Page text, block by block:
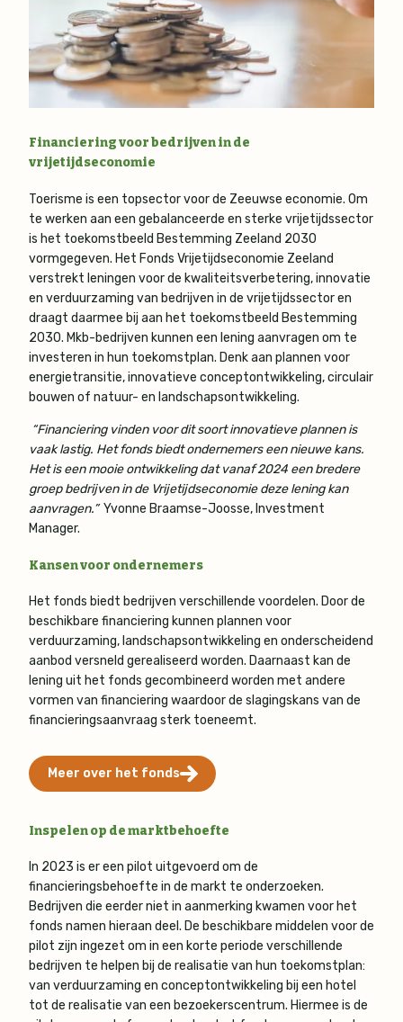
Financiering voor bedrijven in de
vrijetijdseconomie
Toerisme is een topsector voor de Zeeuwse economie. Om
te werken aan een gebalanceerde en sterke vrijetijdssector
is het toekomstbeeld Bestemming Zeeland 2030
vormgegeven. Het Fonds Vrijetijdseconomie Zeeland
verstrekt leningen voor de kwaliteitsverbetering, innovatie
en verduurzaming van bedrijven in de vrijetijdssector en
draagt daarmee bij aan het toekomstbeeld Bestemming
2030. Mkb-bedrijven kunnen een lening aanvragen om te
investeren in hun toekomstplan. Denk aan plannen voor
energietransitie, innovatieve conceptontwikkeling, circulair
bouwen of natuur- en landschapsontwikkeling.
“Financiering vinden voor dit soort innovatieve plannen is
vaak lastig. Het fonds biedt ondernemers een nieuwe kans.
Het is een mooie ontwikkeling dat vanaf 2024 een bredere
groep bedrijven in de Vrijetijdseconomie deze lening kan
aanvragen.”Yvonne Braamse-Joosse, Investment
Manager.
Kansen voor ondernemers
Het fonds biedt bedrijven verschillende voordelen. Door de
beschikbare financiering kunnen plannen voor
verduurzaming, landschapsontwikkeling en onderscheidend
aanbod versneld gerealiseerd worden. Daarnaast kan de
lening uit het fonds gecombineerd worden met andere
vormen van financiering waardoor de slagingskans van de
financieringsaanvraag sterk toeneemt.
Meer over het fonds
Inspelen op de marktbehoefte
In 2023 is er een pilot uitgevoerd om de
financieringsbehoefte in de markt te onderzoeken.
Bedrijven die eerder niet in aanmerking kwamen voor het
fonds namen hieraan deel. De beschikbare middelen voor de
pilot zijn ingezet om in een korte periode verschillende
bedrijven te helpen bij de realisatie van hun toekomstplan:
van verduurzaming en conceptontwikkeling bij een hotel
tot de realisatie van een bezoekerscentrum. Hiermee is de